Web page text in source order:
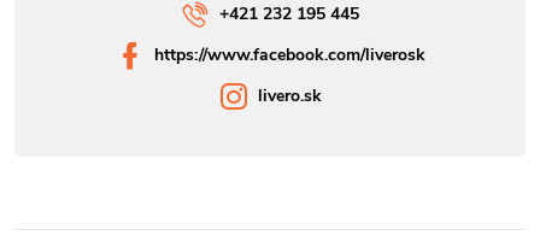
+421 232 195 445
https://www.facebook.com/liverosk
livero.sk